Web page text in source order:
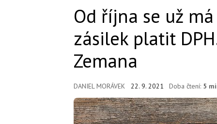
Od října se už
zásilek platit
Zemana
DANIEL MORÁVEK 22. 9. 2021 Doba čtení: 5